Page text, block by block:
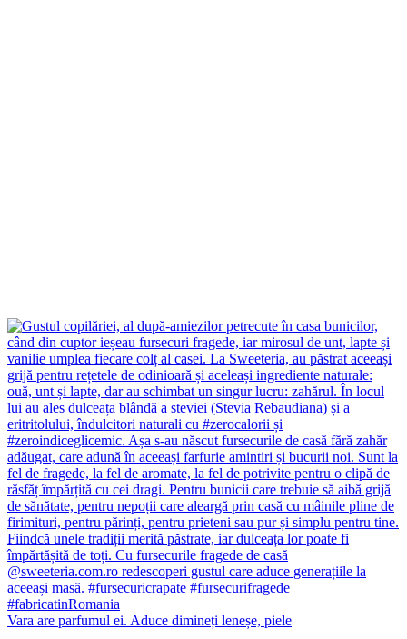
Vara are parfumul ei. Aduce dimineți leneșe, piele